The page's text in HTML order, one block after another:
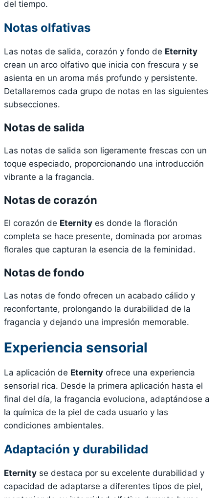
del tiempo.
Notas olfativas
Las notas de salida, corazón y fondo de Eternity
crean un arco olfativo que inicia con frescura y se
asienta en un aroma más profundo y persistente.
Detallaremos cada grupo de notas en las siguientes
subsecciones.
Notas de salida
Las notas de salida son ligeramente frescas con un
toque especiado, proporcionando una introducción
vibrante a la fragancia.
Notas de corazón
El corazón de Eternity es donde la floración
completa se hace presente, dominada por aromas
florales que capturan la esencia de la feminidad.
Notas de fondo
Las notas de fondo ofrecen un acabado cálido y
reconfortante, prolongando la durabilidad de la
fragancia y dejando una impresión memorable.
Experiencia sensorial
La aplicación de Eternity ofrece una experiencia
sensorial rica. Desde la primera aplicación hasta el
final del día, la fragancia evoluciona, adaptándose a
la química de la piel de cada usuario y las
condiciones ambientales.
Adaptación y durabilidad
Eternity se destaca por su excelente durabilidad y
capacidad de adaptarse a diferentes tipos de piel,